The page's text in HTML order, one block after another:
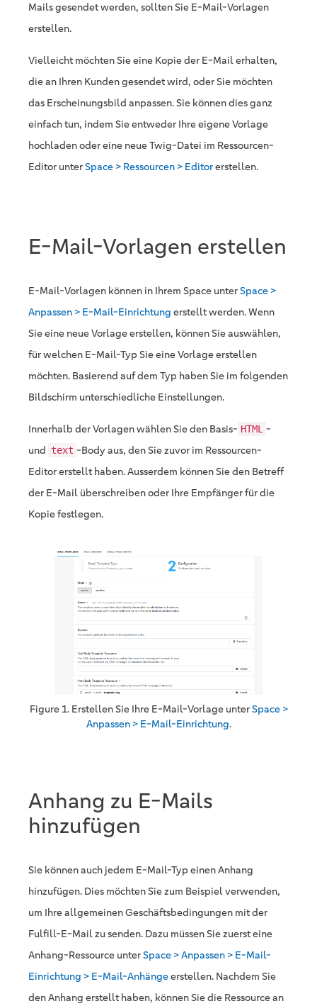
Mails gesendet werden, sollten Sie E-Mail-Vorlagen
erstellen.
Vielleicht möchten Sie eine Kopie der E-Mail erhalten,
die an Ihren Kunden gesendet wird, oder Sie möchten
das Erscheinungsbild anpassen. Sie können dies ganz
einfach tun, indem Sie entweder Ihre eigene Vorlage
hochladen oder eine neue Twig-Datei im Ressourcen-
Editor unterSpace > Ressourcen > Editorerstellen.
E-Mail-Vorlagen erstellen
E-Mail-Vorlagen können in Ihrem Space unterSpace >
Anpassen > E-Mail-Einrichtung erstellt werden. Wenn
Sie eine neue Vorlage erstellen, können Sie auswählen,
für welchen E-Mail-Typ Sie eine Vorlage erstellen
möchten. Basierend auf dem Typ haben Sie im folgenden
Bildschirm unterschiedliche Einstellungen.
Innerhalb der Vorlagen wählen Sie den Basis- HTML -
und text -Body aus, den Sie zuvor im Ressourcen-
Editor erstellt haben. Ausserdem können Sie den Betreff
der E-Mail überschreiben oder Ihre Empfänger für die
Kopie festlegen.
Figure 1. Erstellen Sie Ihre E-Mail-Vorlage unterSpace >
Anpassen > E-Mail-Einrichtung.
Anhang zu E-Mails
hinzufügen
Sie können auch jedem E-Mail-Typ einen Anhang
hinzufügen. Dies möchten Sie zum Beispiel verwenden,
um Ihre allgemeinen Geschäftsbedingungen mit der
Fulfill-E-Mail zu senden. Dazu müssen Sie zuerst eine
Anhang-Ressource unterSpace > Anpassen > E-Mail-
Einrichtung > E-Mail-Anhängeerstellen. Nachdem Sie
den Anhang erstellt haben, können Sie die Ressource an